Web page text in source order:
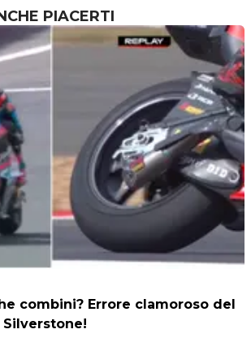
PIACERTI
combini? Errore clamoroso del
Silverstone!